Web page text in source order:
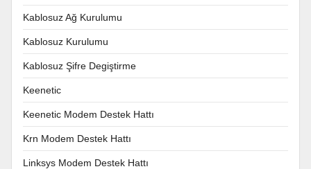
Kablosuz Ağ Kurulumu
Kablosuz Kurulumu
Kablosuz Şifre Degiştirme
Keenetic
Keenetic Modem Destek Hattı
Krn Modem Destek Hattı
Linksys Modem Destek Hattı